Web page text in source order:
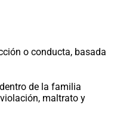
o conducta, basada
de la familia
maltrato y